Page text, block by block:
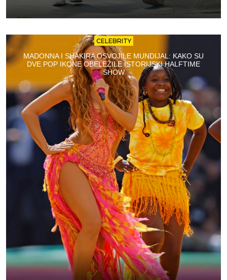
CELEBRITY
MADONNA I SHAKIRA OSVOJILE MUNDIJAL: KAKO SU
DVE POP IKONE OBELEŽILE ISTORIJSKI HALFTIME
SHOW